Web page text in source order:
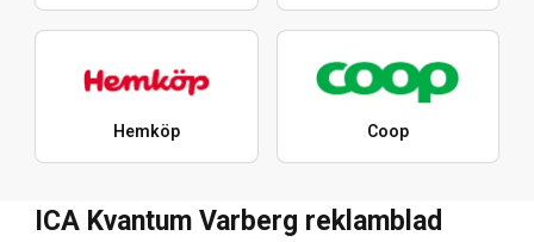
Hemköp Coop
ICA Kvantum Varberg reklamblad